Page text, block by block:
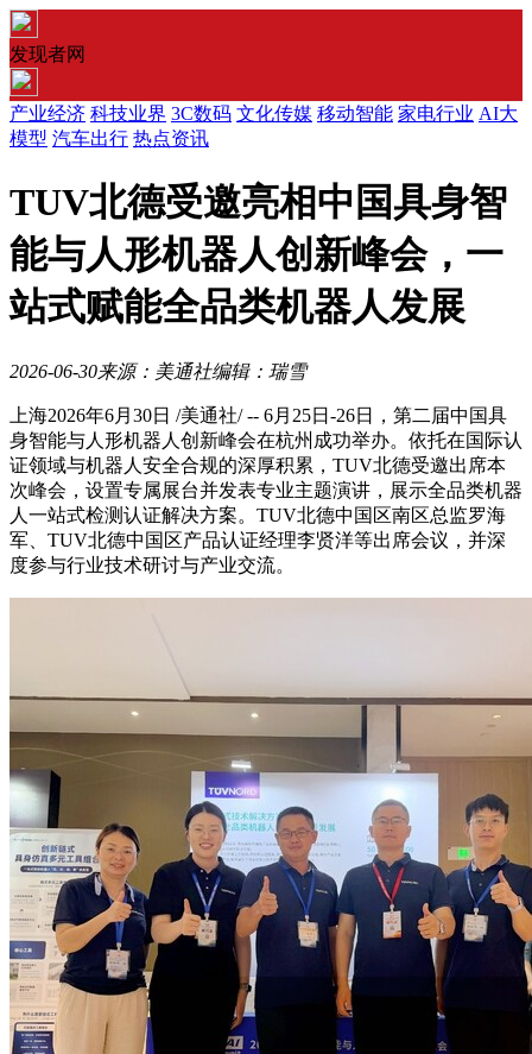
发现者网
产业经济 科技业界 3C数码 文化传媒 移动智能 家电行业 AI大
模型 汽车出行 热点资讯
TUV北德受邀亮相中国具身智
能与人形机器人创新峰会，一
站式赋能全品类机器人发展
2026-06-30来源：美通社编辑：瑞雪
上海2026年6月30日 /美通社/ -- 6月25日-26日，第二届中国具
身智能与人形机器人创新峰会在杭州成功举办。依托在国际认
证领域与机器人安全合规的深厚积累，TUV北德受邀出席本
次峰会，设置专属展台并发表专业主题演讲，展示全品类机器
人一站式检测认证解决方案。TUV北德中国区南区总监罗海
军、TUV北德中国区产品认证经理李贤洋等出席会议，并深
度参与行业技术研讨与产业交流。